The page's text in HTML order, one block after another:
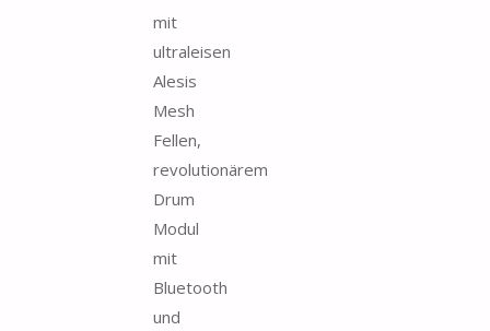
mit
ultraleisen
Alesis
Mesh
Fellen,
revolutionärem
Drum
Modul
mit
Bluetooth
und